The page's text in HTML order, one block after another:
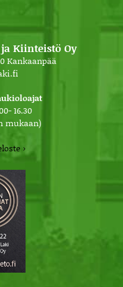
Kiinteistö Oy
Kankaanpää
16.30
mukaan)
›